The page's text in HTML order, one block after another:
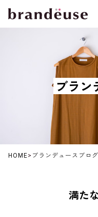
ブラン
HOME> ブランデュースブログ
満た